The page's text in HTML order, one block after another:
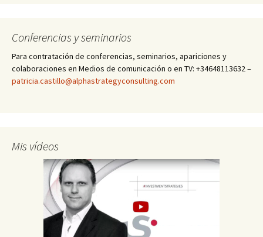
Conferencias y seminarios
Para contratación de conferencias, seminarios, apariciones y
colaboraciones en Medios de comunicación o en TV: +34648113632 –
patricia.castillo@alphastrategyconsulting.com
Mis vídeos